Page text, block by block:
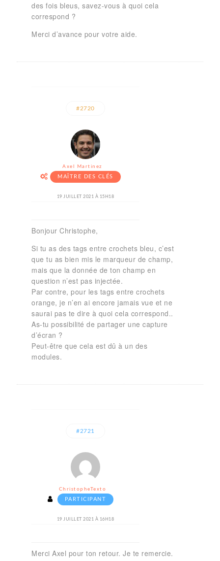
des fois bleus, savez-vous à quoi cela
correspond ?
Merci d’avance pour votre aide.
#2720
Axel Martinez
MAÎTRE DES CLÉS
19 JUILLET 2021 À 15H18
Bonjour Christophe,
Si tu as des tags entre crochets bleu, c’est
que tu as bien mis le marqueur de champ,
mais que la donnée de ton champ en
question n’est pas injectée.
Par contre, pour les tags entre crochets
orange, je n’en ai encore jamais vue et ne
saurai pas te dire à quoi cela correspond..
As-tu possibilité de partager une capture
d’écran ?
Peut-être que cela est dû à un des
modules.
#2721
ChristopheTexto
PARTICIPANT
19 JUILLET 2021 À 16H18
Merci Axel pour ton retour. Je te remercie.